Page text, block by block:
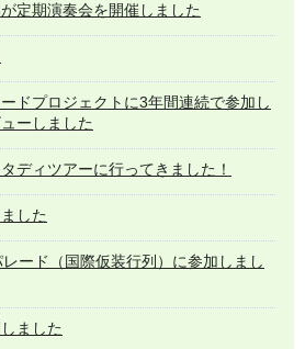
が定期演奏会を開催しました
ードプロジェクトに3年間連続で参加し
ーしました
ディツアーに行ってきました！
した
ード（国際仮装行列）に参加しまし
ました